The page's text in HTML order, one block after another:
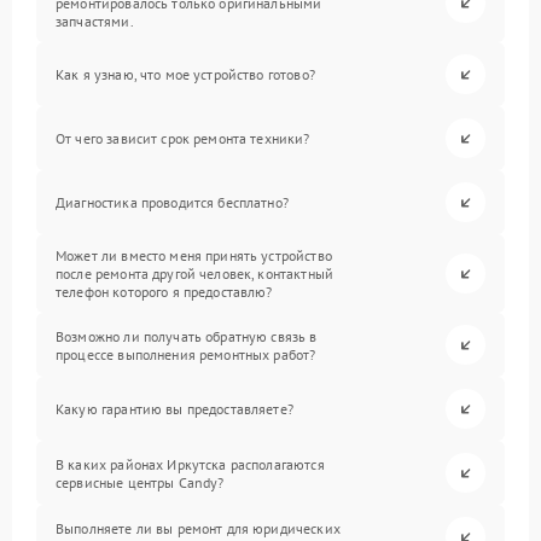
запчастями.
Как я узнаю, что мое устройство готово?
От чего зависит срок ремонта техники?
Диагностика проводится бесплатно?
Может ли вместо меня принять устройство
после ремонта другой человек, контактный
телефон которого я предоставлю?
Возможно ли получать обратную связь в
процессе выполнения ремонтных работ?
Какую гарантию вы предоставляете?
В каких районах Иркутска располагаются
сервисные центры Candy?
Выполняете ли вы ремонт для юридических